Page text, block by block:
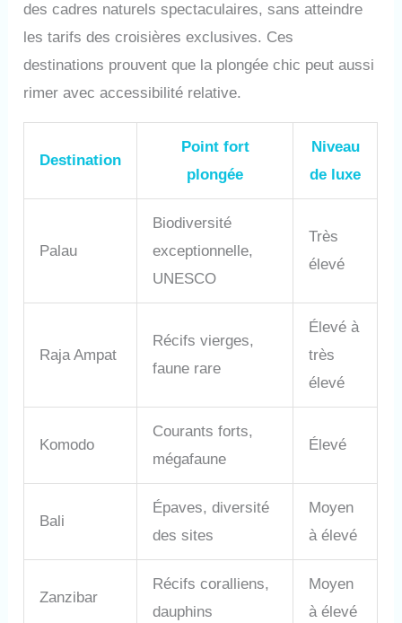
des cadres naturels spectaculaires, sans atteindre
les tarifs des croisières exclusives. Ces
destinations prouvent que la plongée chic peut aussi
rimer avec accessibilité relative.
Destination
Point fort
plongée
Niveau
de luxe
Palau
Biodiversité
exceptionnelle,
UNESCO
Très
élevé
Raja Ampat
Récifs vierges,
faune rare
Élevé à
très
élevé
Komodo
Courants forts,
mégafaune
Élevé
Bali
Épaves, diversité
des sites
Moyen
à élevé
Zanzibar
Récifs coralliens,
dauphins
Moyen
à élevé